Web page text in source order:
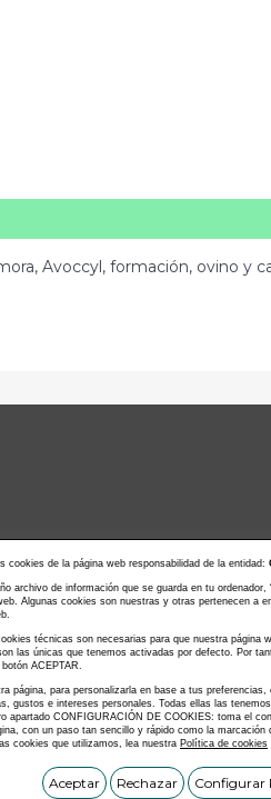
Avoccyl, formación, ovino y
actualidad Agenda
Copyright ©
cookies de la página web responsabilidad de la entidad:
archivo de información que se guarda en tu ordenador,
Algunas cookies son nuestras y otras pertenecen a
técnicas son necesarias para que nuestra página
las únicas que tenemos activadas por defecto. Por
ACEPTAR.
página, para personalizarla en base a tus preferencias,
gustos e intereses personales. Todas ellas las
apartado CONFIGURACIÓN DE COOKIES: toma el
con un paso tan sencillo y rápido como la marcación
cookies que utilizamos, lea nuestra Política de cookies
Aceptar Rechazar Configurar